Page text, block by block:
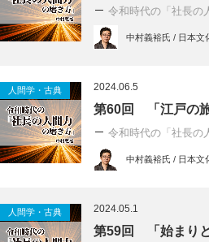
令和時代の「社長の
中村義裕氏 / 日本文
人間学・古典 2024.06.5
第60回 「江戸の旅
令和時代の「社長の
中村義裕氏 / 日本文
人間学・古典 2024.05.1
第59回 「始まりと